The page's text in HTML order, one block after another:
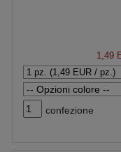
1,49
confezione